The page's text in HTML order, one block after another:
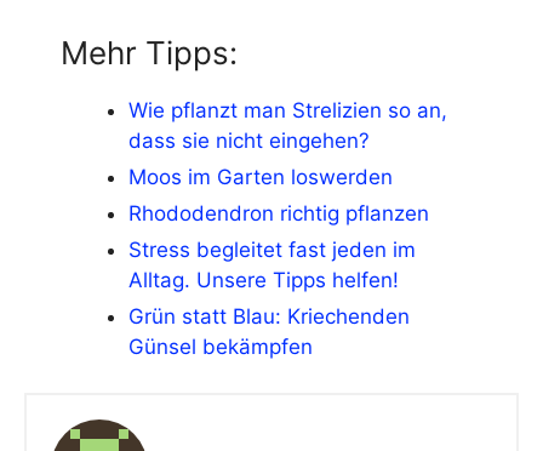
Mehr Tipps:
Wie pflanzt man Strelizien so an,
dass sie nicht eingehen?
Moos im Garten loswerden
Rhododendron richtig pflanzen
Stress begleitet fast jeden im
Alltag. Unsere Tipps helfen!
Grün statt Blau: Kriechenden
Günsel bekämpfen